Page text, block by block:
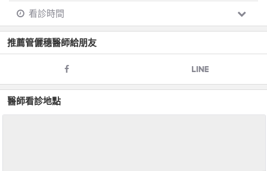
看診時間
推薦管儷穗醫師給朋友
醫師看診地點